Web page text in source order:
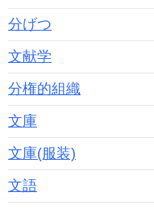
分げつ
文献学
分権的組織
文庫
文庫(服装)
文語